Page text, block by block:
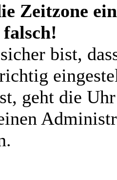
Zeitzone
bist,
geht die